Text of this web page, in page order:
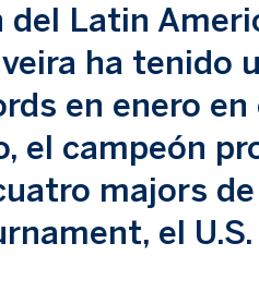
Latin
ha tenido
en enero
el campeón
majors
el